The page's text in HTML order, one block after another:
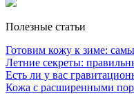
Полезные статьи
Готовим кожу к зиме:
Летние секреты:
Есть ли у вас
Кожа с расширенными